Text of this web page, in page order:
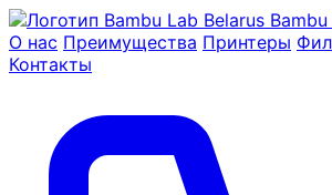
О нас Преимущества Принтеры
Контакты